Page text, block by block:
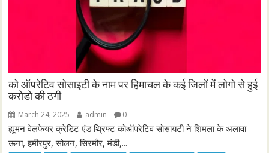
को ऑपरेटिव सोसाइटी के नाम पर हिमाचल के कई जिलों में लोगो से हुई
करोडो की ठगी
March 24, 2025 admin 0
ह्यूमन वेलफेयर क्रेडिट एंड थ्रिफ्ट कोऑपरेटिव सोसायटी ने शिमला के अलावा
ऊना, हमीरपुर, सोलन, सिरमौर, मंडी,...